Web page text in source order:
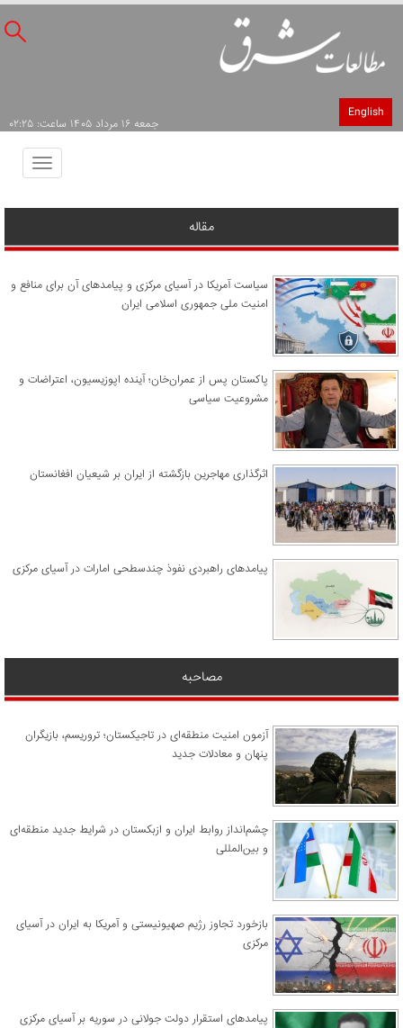
English
جمعه ۱۶ مرداد ۱۴۰۵ ساعت: ۰۲:۲۵
Toggle
مقاله
سیاست آمریکا در آسیای مرکزی و پیامدهای آن برای منافع و
امنیت ملی جمهوری اسلامی ایران
پاکستان پس از عمران‌خان؛ آینده اپوزیسیون، اعتراضات و
مشروعیت سیاسی
اثرگذاری مهاجرین بازگشته از ایران بر شیعیان افغانستان
پیامدهای راهبردی نفوذ چندسطحی امارات در آسیای مرکزی
مصاحبه
آزمون امنیت منطقه‌ای در تاجیکستان؛ تروریسم، بازیگران
پنهان و معادلات جدید
چشم‌انداز روابط ایران و ازبکستان در شرایط جدید منطقه‌ای
و بین‌المللی
​بازخورد تجاوز رژیم صهیونیستی و آمریکا به ایران در آسیای
مرکزی
پیامدهای استقرار دولت جولانی در سوریه بر آسیای مرکزی